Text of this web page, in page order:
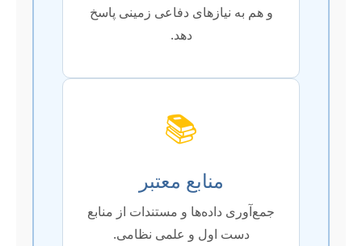
و هم به نیازهای دفاعی زمینی پاسخ
دهد.
📚
منابع معتبر
جمع‌آوری داده‌ها و مستندات از منابع
دست اول و علمی نظامی.